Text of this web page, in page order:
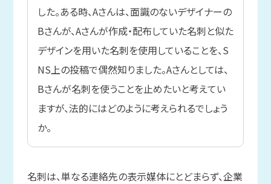
した。ある時、Aさんは、面識のないデザイナーの
Bさんが、Aさんが作成・配布していた名刺と似た
デザインを用いた名刺を使用していることを、S
NS上の投稿で偶然知りました。Aさんとしては、
Bさんが名刺を使うことを止めたいと考えてい
ますが、法的にはどのように考えられるでしょう
か。
名刺は、単なる連絡先の表示媒体にとどまらず、企業